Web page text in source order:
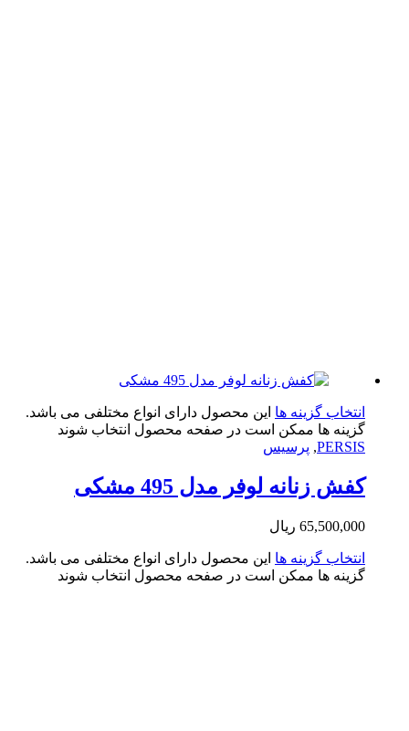
گزینه ها این محصول دارای انواع مختلفی می باشد.
ها ممکن است در صفحه محصول انتخاب شوند
پرسیس
زنانه لوفر مدل 495 مشکی
ریال
گزینه ها این محصول دارای انواع مختلفی می باشد.
ها ممکن است در صفحه محصول انتخاب شوند